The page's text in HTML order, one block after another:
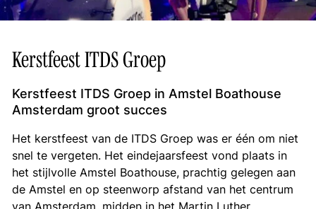
Nieuws
Contact
Kerstfeest ITDS Groep
Kerstfeest ITDS Groep in Amstel Boathouse
Amsterdam groot succes
Het kerstfeest van de ITDS Groep was er één om niet
snel te vergeten. Het eindejaarsfeest vond plaats in
het stijlvolle Amstel Boathouse, prachtig gelegen aan
de Amstel en op steenworp afstand van het centrum
van Amsterdam, midden in het Martin Luther